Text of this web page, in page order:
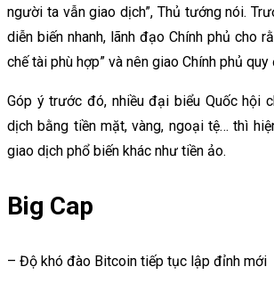
người ta vẫn giao dịch”, Thủ tướng nói.
diễn biến nhanh, lãnh đạo Chính phủ cho
chế tài phù hợp” và nên giao Chính phủ
Góp ý trước đó, nhiều đại biểu Quốc hội
dịch bằng tiền mặt, vàng, ngoại tệ… thì
giao dịch phổ biến khác như tiền ảo.
Big Cap
– Độ khó đào Bitcoin tiếp tục lập đỉnh mới